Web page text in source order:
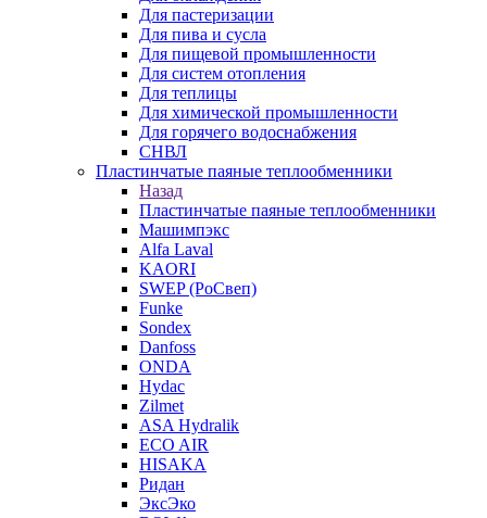
Для пастеризации
Для пива и сусла
Для пищевой промышленности
Для систем отопления
Для теплицы
Для химической промышленности
Для горячего водоснабжения
СНВЛ
Пластинчатые паяные теплообменники
Назад
Пластинчатые паяные теплообменники
Машимпэкс
Alfa Laval
KAORI
SWEP (РоСвеп)
Funke
Sondex
Danfoss
ONDA
Hydac
Zilmet
ASA Hydralik
ECO AIR
HISAKA
Ридан
ЭксЭко